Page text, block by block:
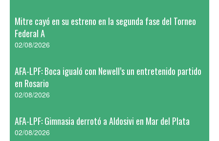
Mitre cayó en su estreno en la segunda fase del Torneo
Federal A
02/08/2026
AFA-LPF: Boca igualó con Newell’s un entretenido partido
en Rosario
02/08/2026
AFA-LPF: Gimnasia derrotó a Aldosivi en Mar del Plata
02/08/2026